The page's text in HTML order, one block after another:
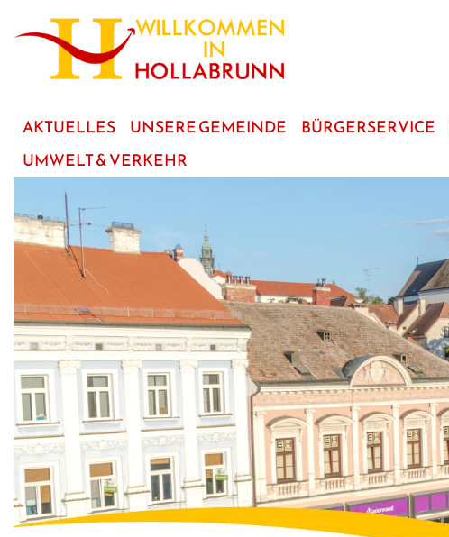
Hauptinhalt
AKTUELLES UNSERE GEMEINDE BÜRGERSERVICE
UMWELT & VERKEHR